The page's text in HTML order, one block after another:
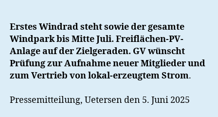
Erstes Windrad steht sowie der gesamte
Windpark bis Mitte Juli. Freiflächen-PV-
Anlage auf der Zielgeraden. GV wünscht
Prüfung zur Aufnahme neuer Mitglieder und
zum Vertrieb von lokal-erzeugtem Strom.
Pressemitteilung, Uetersen den 5. Juni 2025